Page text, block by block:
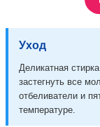
Уход
Деликатная
застегнуть все
отбеливатели и
температуре.